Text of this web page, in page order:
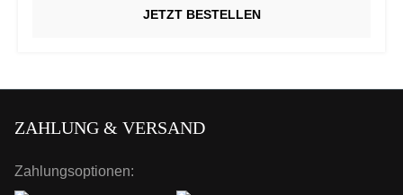
JETZT BESTELLEN
ZAHLUNG & VERSAND
Zahlungsoptionen: